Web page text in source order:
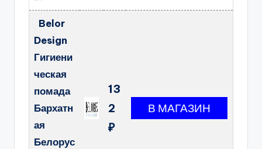
Belor
Design
Гигиени
ческая
помада
Бархатн
ая
Белорус
13
2
₽